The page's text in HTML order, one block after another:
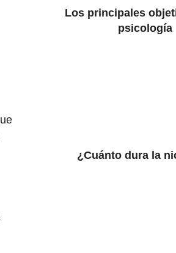
Los principales
psicología
¿Cuánto dura la